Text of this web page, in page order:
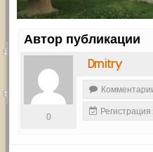
Автор публикации
Dmitry
0